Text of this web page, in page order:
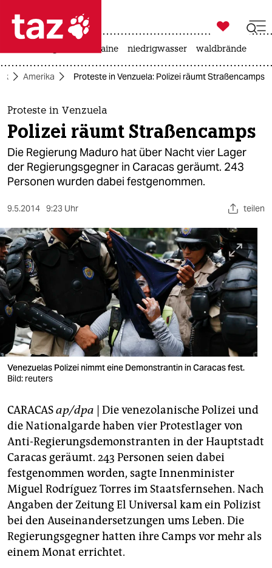
 taz zahl ich
taz zahl ich
themen
politik
öko
sport
berlin
nord
wahrheit
verlag
verlag
veranstaltungen
shop
fragen & hilfe
unterstützen
abo
genossenschaft
epaper login

taz zahl ich
krieg in der ukraine niedrigwasser waldbrände
Amerika Proteste in Venzuela: Polizei räumt Straßencamps
Proteste in Venzuela
Polizei räumt Straßencamps
Die Regierung Maduro hat über Nacht vier Lager
der Regierungsgegner in Caracas geräumt. 243
Personen wurden dabei festgenommen.
9.5.2014 9:23 Uhr teilen
Venezuelas Polizei nimmt eine Demonstrantin in Caracas fest.
Bild: reuters
CARACASap/dpa | Die venezolanische Polizei und
die Nationalgarde haben vier Protestlager von
Anti-Regierungsdemonstranten in der Hauptstadt
Caracas geräumt. 243 Personen seien dabei
festgenommen worden, sagte Innenminister
Miguel Rodríguez Torres im Staatsfernsehen. Nach
Angaben der Zeitung El Universal kam ein Polizist
bei den Auseinandersetzungen ums Leben. Die
Regierungsgegner hatten ihre Camps vor mehr als
einem Monat errichtet.